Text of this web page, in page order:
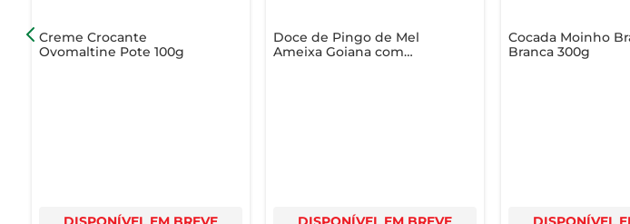
Creme Crocante
Ovomaltine Pote 100g
Doce de Pingo de Mel
Ameixa Goiana com
Cocada Moinho
Branca 300g